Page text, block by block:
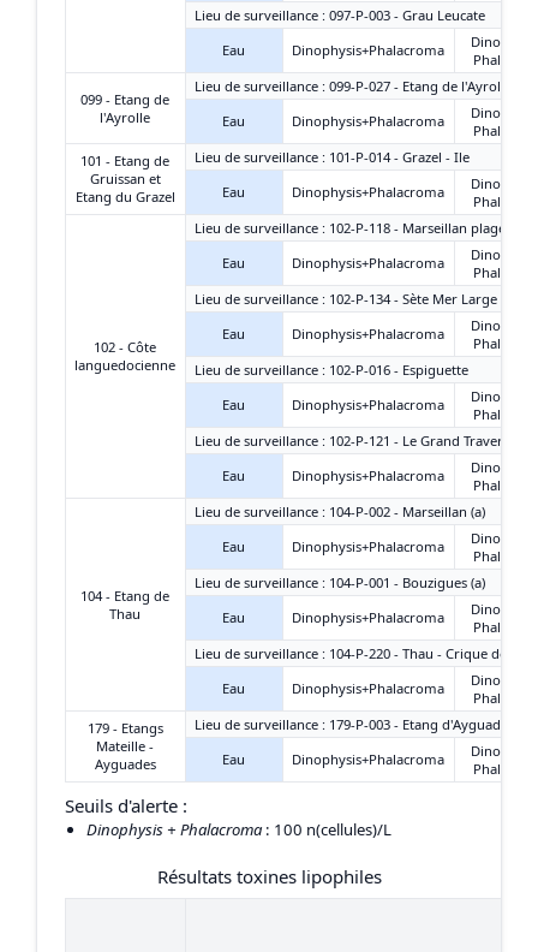
Lieu de surveillance : 097-P-003 - Grau Leucate
Eau
Dinophysis+Phalacroma
099 - Etang de
l'Ayrolle
Lieu de surveillance : 099-P-027 - Etang de l'Ayrolle -
Eau
Dinophysis+Phalacroma
101 - Etang de
Gruissan et
Etang du Grazel
Lieu de surveillance : 101-P-014 - Grazel - Ile
Eau
Dinophysis+Phalacroma
102 - Côte
languedocienne
Lieu de surveillance : 102-P-118 - Marseillan plage-est
Eau
Dinophysis+Phalacroma
Lieu de surveillance : 102-P-134 - Sète Mer Large
Eau
Dinophysis+Phalacroma
Lieu de surveillance : 102-P-016 - Espiguette
Eau
Dinophysis+Phalacroma
Lieu de surveillance : 102-P-121 - Le Grand Travers
Eau
Dinophysis+Phalacroma
104 - Etang de
Thau
Lieu de surveillance : 104-P-002 - Marseillan (a)
Eau
Dinophysis+Phalacroma
Lieu de surveillance : 104-P-001 - Bouzigues (a)
Eau
Dinophysis+Phalacroma
Lieu de surveillance : 104-P-220 - Thau - Crique de
Eau
Dinophysis+Phalacroma
179 - Etangs
Mateille -
Ayguades
Lieu de surveillance : 179-P-003 - Etang d'Ayguades -
Eau
Dinophysis+Phalacroma
Seuils d'alerte :
Dinophysis + Phalacroma : 100 n(cellules)/L
Résultats toxines lipophiles